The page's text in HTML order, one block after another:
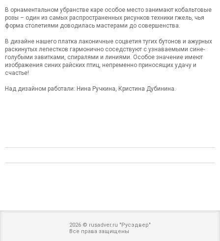
В орнаментальном убранстве каре особое место занимают кобальтовые
розы – один из самых распространенных рисунков техники гжель, чья
форма столетиями доводилась мастерами до совершенства.
В дизайне нашего платка лаконичные соцветия тугих бутонов и ажурных
раскинутых лепестков гармонично соседствуют с узнаваемыми сине-
голубыми завитками, спиралями и линиями. Особое значение имеют
изображения синих райских птиц, непременно приносящих удачу и
счастье!
Над дизайном работали: Нина Ручкина, Кристина Дубинина.
2026 © rusadver.ru "Русэдвер"
Все права защищены